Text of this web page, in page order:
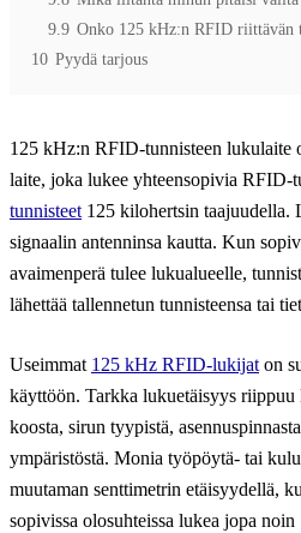
9.9 Onko 125 kHz:n RFID riittävän
10 Pyydä tarjous
125 kHz:n RFID-tunnisteen lukulaite
laite, joka lukee yhteensopivia RFID-
tunnisteet 125 kilohertsin taajuudella.
signaalin antenninsa kautta. Kun
avaimenperä tulee lukualueelle,
lähettää tallennetun tunnisteensa tai
Useimmat 125 kHz RFID-lukijat on
käyttöön. Tarkka lukuetäisyys riippuu
koosta, sirun tyypistä,
ympäristöstä. Monia työpöytä- tai
muutaman senttimetrin etäisyydellä,
sopivissa olosuhteissa lukea jopa